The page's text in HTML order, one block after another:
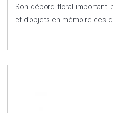
Son débord floral important
et d’objets en mémoire des